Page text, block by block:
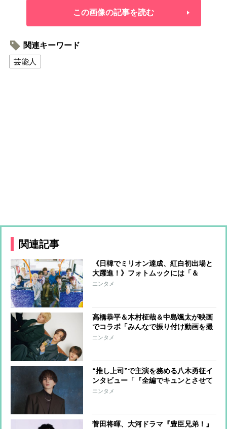
この画像の記事を読む
関連キーワード
芸能人
関連記事
《日韓でミリオン達成、紅白初出場と
大躍進！》フォトムックには「＆
TEAMの夏休みを覗き見するような写
エンタメ
高橋恭平＆木村柾哉＆中島颯太が映画
でコラボ「みんなで振り付け動画を撮
ってSNSに」「クリスマスパーティー
エンタメ
“推し上司”で主演を務める八木勇征イ
ンタビュー「『全編でキュンとさせて
やる！』という気合で挑みました（笑
エンタメ
菅田将暉、大河ドラマ『豊臣兄弟！』